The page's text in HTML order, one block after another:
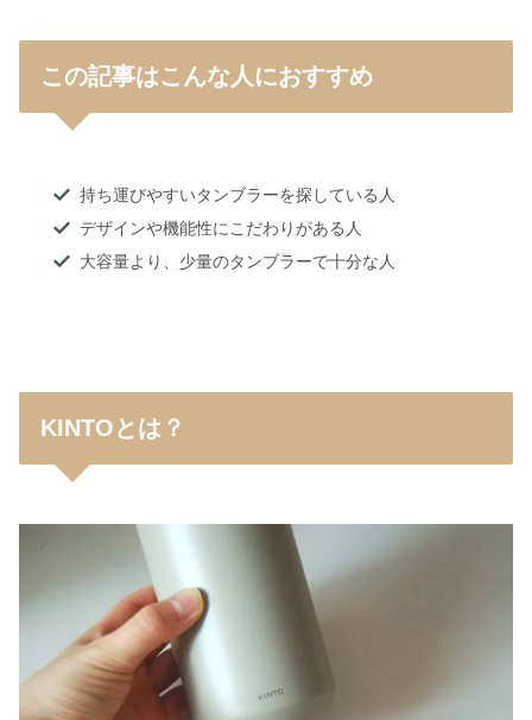
この記事はこんな人におすすめ
持ち運びやすいタンブラーを探している人
デザインや機能性にこだわりがある人
大容量より、少量のタンブラーで十分な人
KINTOとは？